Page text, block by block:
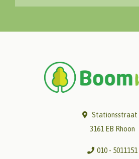
Stationsstraat
3161 EB Rhoon
010 - 5011151